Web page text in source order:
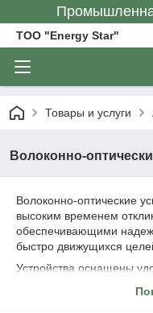
ТОО "Energy Star"
Товары и услуги
Волоконно-
Волоконно-оптические
высоким временем
обеспечивающими
быстро движущихся
Устройства оснащены
расширенными